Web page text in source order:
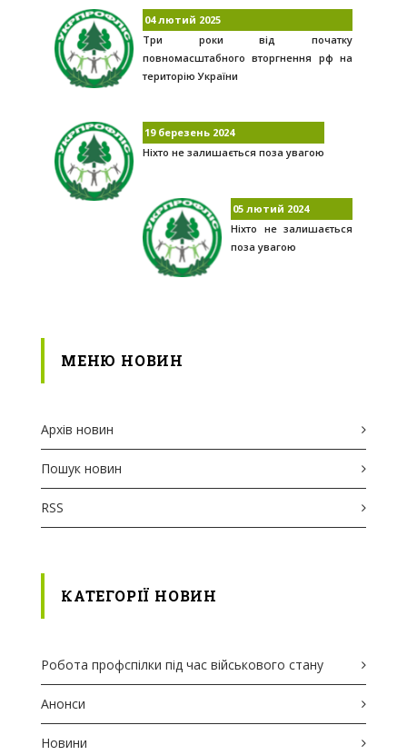
04 лютий 2025
Три роки від початку
повномасштабного вторгнення рф на
територію України
19 березень 2024
Ніхто не залишається поза увагою
05 лютий 2024
Ніхто не залишається
поза увагою
МЕНЮ НОВИН
Архів новин
Пошук новин
RSS
КАТЕГОРІЇ НОВИН
Робота профспілки під час військового стану
Анонси
Новини